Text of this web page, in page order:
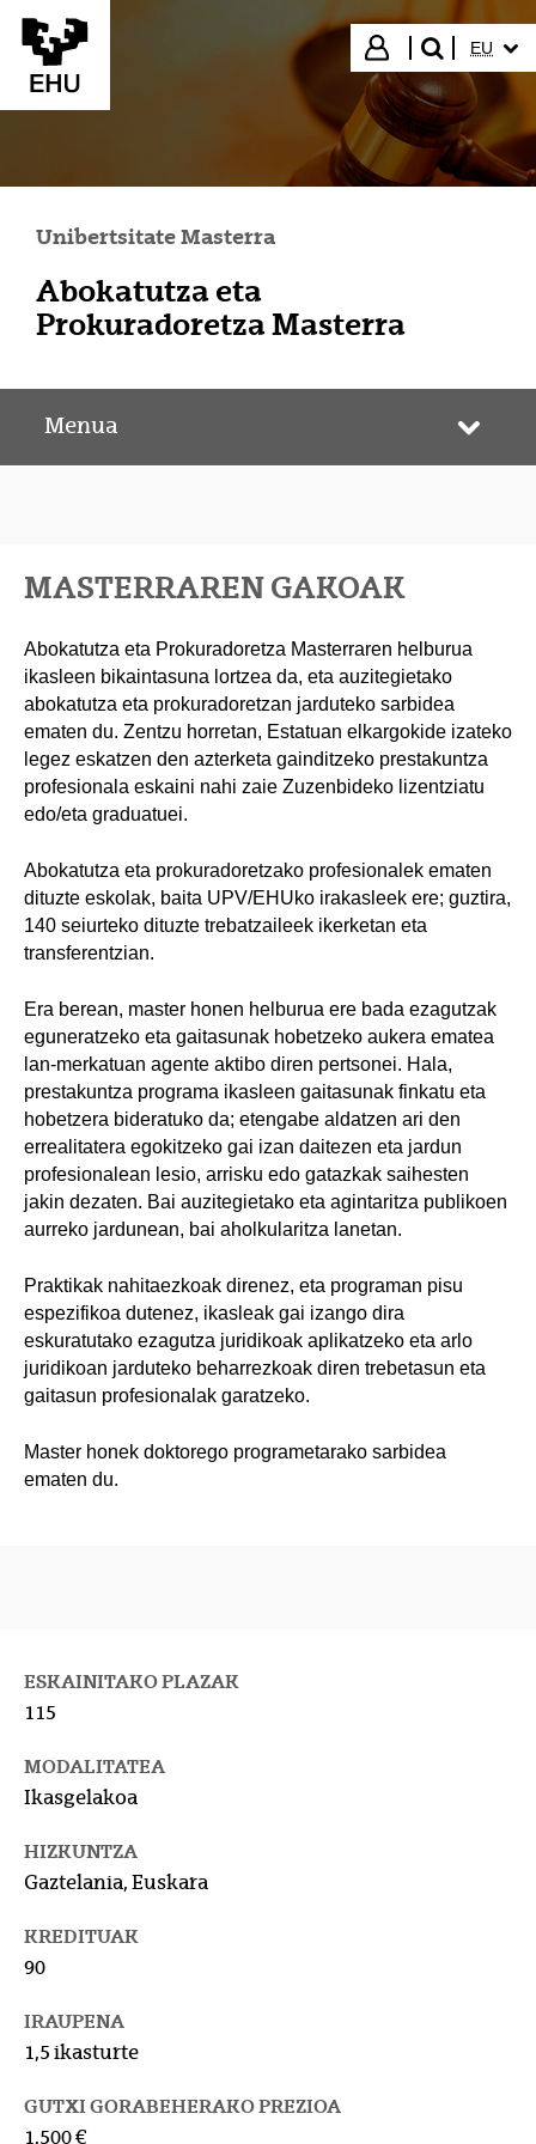
Eduki nagusira joan
Hasi saioa
bilatu"
EU
Unibertsitate Masterra
Abokatutza eta
Prokuradoretza Masterra
Menua
MASTERRAREN GAKOAK
Abokatutza eta Prokuradoretza Masterraren helburua
ikasleen bikaintasuna lortzea da, eta auzitegietako
abokatutza eta prokuradoretzan jarduteko sarbidea
ematen du. Zentzu horretan, Estatuan elkargokide izateko
legez eskatzen den azterketa gainditzeko prestakuntza
profesionala eskaini nahi zaie Zuzenbideko lizentziatu
edo/eta graduatuei.
Abokatutza eta prokuradoretzako profesionalek ematen
dituzte eskolak, baita UPV/EHUko irakasleek ere; guztira,
140 seiurteko dituzte trebatzaileek ikerketan eta
transferentzian.
Era berean, master honen helburua ere bada ezagutzak
eguneratzeko eta gaitasunak hobetzeko aukera ematea
lan-merkatuan agente aktibo diren pertsonei. Hala,
prestakuntza programa ikasleen gaitasunak finkatu eta
hobetzera bideratuko da; etengabe aldatzen ari den
errealitatera egokitzeko gai izan daitezen eta jardun
profesionalean lesio, arrisku edo gatazkak saihesten
jakin dezaten. Bai auzitegietako eta agintaritza publikoen
aurreko jardunean, bai aholkularitza lanetan.
Praktikak nahitaezkoak direnez, eta programan pisu
espezifikoa dutenez, ikasleak gai izango dira
eskuratutako ezagutza juridikoak aplikatzeko eta arlo
juridikoan jarduteko beharrezkoak diren trebetasun eta
gaitasun profesionalak garatzeko.
Master honek doktorego programetarako sarbidea
ematen du.
ESKAINITAKO PLAZAK
115
MODALITATEA
Ikasgelakoa
HIZKUNTZA
Gaztelania, Euskara
KREDITUAK
90
IRAUPENA
1,5 ikasturte
GUTXI GORABEHERAKO PREZIOA
1.500 €